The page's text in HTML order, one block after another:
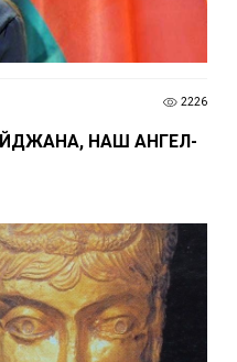
2226
НАШ АНГЕЛ-